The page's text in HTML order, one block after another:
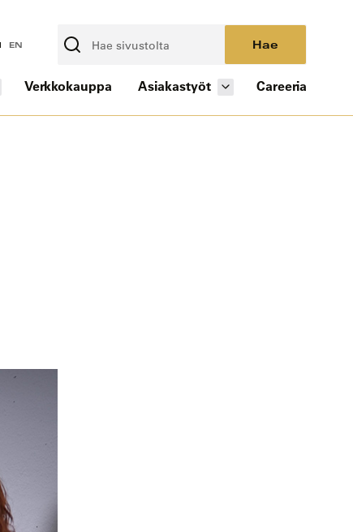
EN Hae
Verkkokauppa Asiakastyöt Careeria